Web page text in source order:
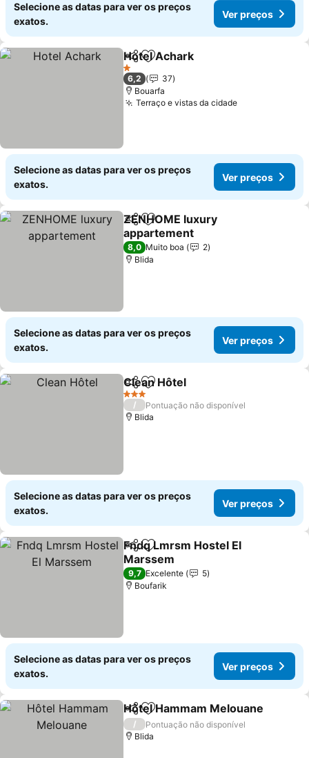
Selecione as datas para ver os preços
exatos.
Ver preços
PartilharAdicionar aos favoritos
Hotel Achark
1 Estrelas
6,2
37
Bouarfa
Terraço e vistas da cidadeVer preços
Selecione as datas para ver os preços
exatos.
Ver preços
PartilharAdicionar aos favoritos
ZENHOME luxury
appartement
Ver preços
8,0 Muito boa
2
Blida
Selecione as datas para ver os preços
exatos.
Ver preços
PartilharAdicionar aos favoritos
Clean Hôtel
3 Estrelas
/
Pontuação não disponível
Blida
Selecione as datas para ver os preços
exatos.
Ver preços
PartilharAdicionar aos favoritos
Fndq Lmrsm Hostel El
Marssem
Ver preços
9,7 Excelente
5
Boufarik
Selecione as datas para ver os preços
exatos.
Ver preços
PartilharAdicionar aos favoritos
Hôtel Hammam Melouane
/
Pontuação não disponível
Blida